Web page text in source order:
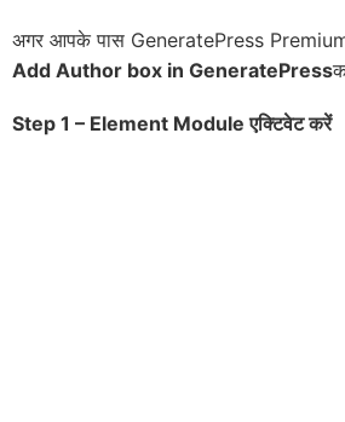
अगर आपके पास GeneratePress
Add Author box in GeneratePress
Step 1 – Element Moduleएक्टिवेट करें